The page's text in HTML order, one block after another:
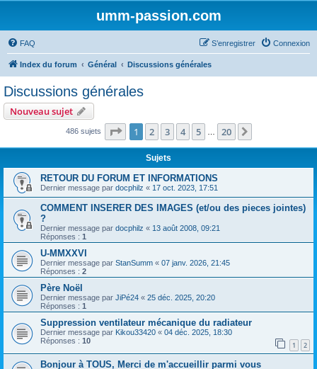
umm-passion.com
FAQ Connexion
S’enregistrer
Index du forum Général Discussions générales
Discussions générales
Nouveau sujet
486 sujets Page 1sur20
1 2 3 4 5 20
Sujets
RETOUR DU FORUM ET INFORMATIONS
Dernier message par docphilz « 17 oct. 2023, 17:51
COMMENT INSERER DES IMAGES (et/ou des pieces jointes)
?
Dernier message par docphilz « 13 août 2008, 09:21
Réponses : 1
U-MMXXVI
Dernier message par StanSumm « 07 janv. 2026, 21:45
Réponses : 2
Père Noël
Dernier message par JiPé24 « 25 déc. 2025, 20:20
Réponses : 1
Suppression ventilateur mécanique du radiateur
Dernier message par Kikou33420 « 04 déc. 2025, 18:30
Réponses : 10 1 2
Bonjour à TOUS, Merci de m'accueillir parmi vous